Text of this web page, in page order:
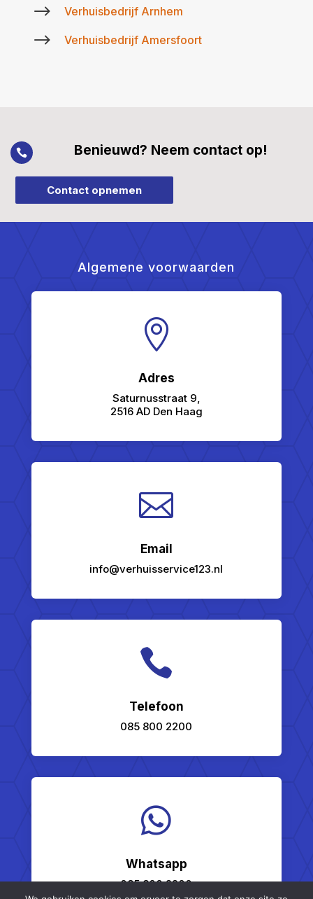
$ Verhuisbedrijf Arnhem
$ Verhuisbedrijf Amersfoort
 Benieuwd? Neem contact op!
Contact opnemen
Algemene voorwaarden

Adres
Saturnusstraat 9,
2516 AD Den Haag

Email
info@verhuisservice123.nl

Telefoon
085 800 2200

Whatsapp
085 800 2200